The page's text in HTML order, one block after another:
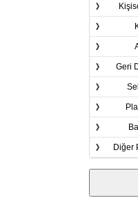
Geri
Diğer